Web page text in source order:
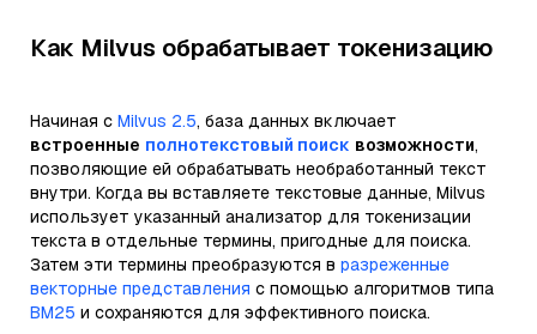
Как Milvus обрабатывает токенизацию
Начиная с Milvus 2.5, база данных включает
встроенные полнотекстовый поиск возможности,
позволяющие ей обрабатывать необработанный текст
внутри. Когда вы вставляете текстовые данные, Milvus
использует указанный анализатор для токенизации
текста в отдельные термины, пригодные для поиска.
Затем эти термины преобразуются в разреженные
векторные представления с помощью алгоритмов типа
BM25 и сохраняются для эффективного поиска.